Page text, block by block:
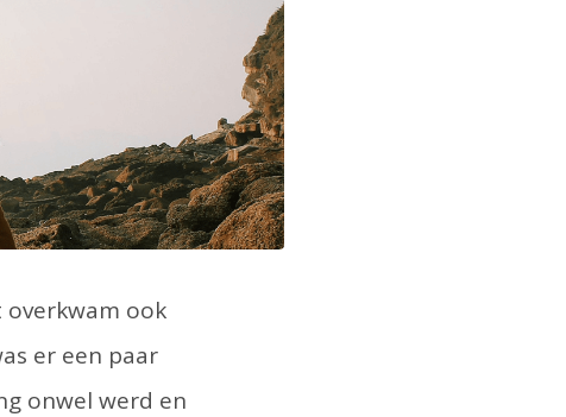
ook
er een paar
onwel werd en